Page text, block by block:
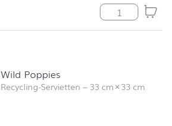
Tischläufer
Wild Poppies
Recycling-Servietten –33 cm×33 cm